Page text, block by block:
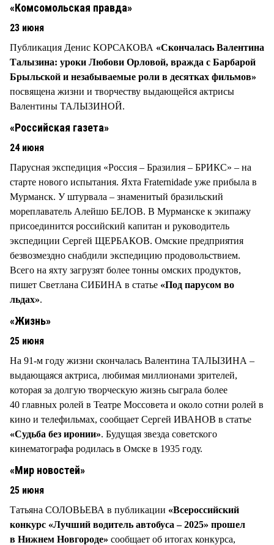
«Комсомольская правда»
23 июня
Публикация Денис КОРСАКОВА «Скончалась Валентина
Талызина: уроки Любови Орловой, вражда с Барбарой
Брыльской и незабываемые роли в десятках фильмов»
посвящена жизни и творчеству выдающейся актрисы
Валентины ТАЛЫЗИНОЙ.
«Российская газета»
24 июня
Парусная экспедиция «Россия – Бразилия – БРИКС» – на
старте нового испытания. Яхта Fraternidade уже прибыла в
Мурманск. У штурвала – знаменитый бразильский
мореплаватель Алейшо БЕЛОВ. В Мурманске к экипажу
присоединится российский капитан и руководитель
экспедиции Сергей ЩЕРБАКОВ. Омские предприятия
безвозмездно снабдили экспедицию продовольствием.
Всего на яхту загрузят более тонны омских продуктов,
пишет Светлана СИБИНА в статье «Под парусом во
льдах».
«Жизнь»
25 июня
На 91-м году жизни скончалась Валентина ТАЛЫЗИНА –
выдающаяся актриса, любимая миллионами зрителей,
которая за долгую творческую жизнь сыграла более
40 главных ролей в Театре Моссовета и около сотни ролей в
кино и телефильмах, сообщает Сергей ИВАНОВ в статье
«Судьба без иронии». Будущая звезда советского
кинематографа родилась в Омске в 1935 году.
«Мир новостей»
25 июня
Татьяна СОЛОВЬЕВА в публикации «Всероссийский
конкурс «Лучший водитель автобуса – 2025» прошел
в Нижнем Новгороде» сообщает об итогах конкурса,